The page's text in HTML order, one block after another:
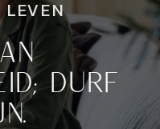
DURF
LEVEN